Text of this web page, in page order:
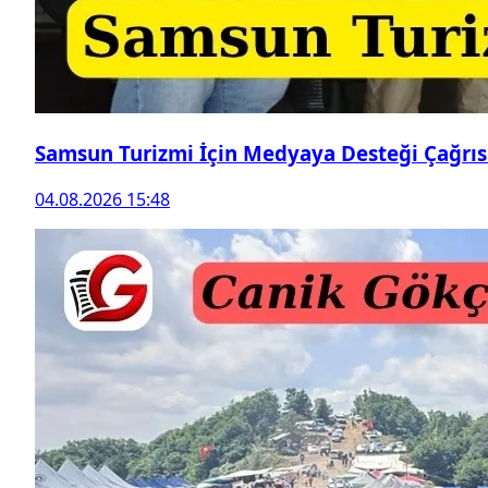
Samsun Turizmi İçin Medyaya Desteği
04.08.2026 15:48